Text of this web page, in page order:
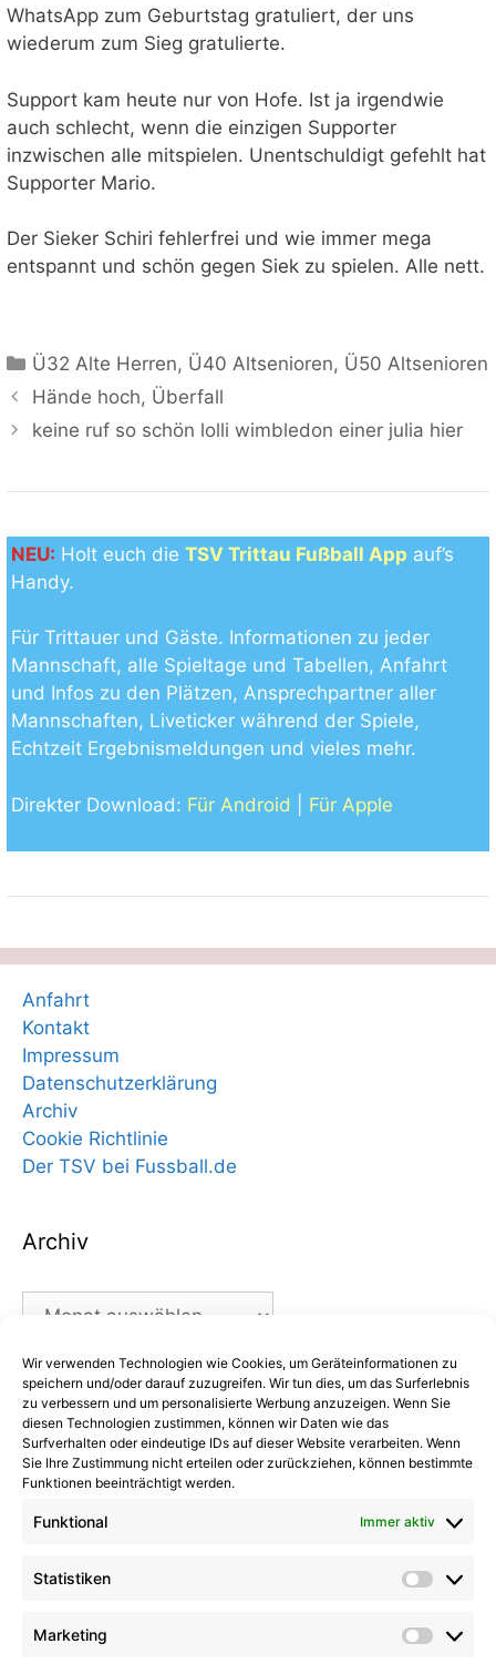
Wir verwenden Technologien wie Cookies, um Geräteinformationen zu
speichern und/oder darauf zuzugreifen. Wir tun dies, um das Surferlebnis
zu verbessern und um personalisierte Werbung anzuzeigen. Wenn Sie
diesen Technologien zustimmen, können wir Daten wie das
Surfverhalten oder eindeutige IDs auf dieser Website verarbeiten. Wenn
Sie Ihre Zustimmung nicht erteilen oder zurückziehen, können bestimmte
Funktionen beeinträchtigt werden.
Funktional Immer aktiv
Statistiken
Marketing
WhatsApp zum Geburtstag gratuliert, der uns
wiederum zum Sieg gratulierte.
Support kam heute nur von Hofe. Ist ja irgendwie
auch schlecht, wenn die einzigen Supporter
inzwischen alle mitspielen. Unentschuldigt gefehlt hat
Supporter Mario.
Der Sieker Schiri fehlerfrei und wie immer mega
entspannt und schön gegen Siek zu spielen. Alle nett.
Kategorien
Ü32 Alte Herren, Ü40 Altsenioren, Ü50 Altsenioren
Hände hoch, Überfall
keine ruf so schön lolli wimbledon einer julia hier
NEU: Holt euch die TSV Trittau Fußball App auf’s
Handy.
Für Trittauer und Gäste. Informationen zu jeder
Mannschaft, alle Spieltage und Tabellen, Anfahrt
und Infos zu den Plätzen, Ansprechpartner aller
Mannschaften, Liveticker während der Spiele,
Echtzeit Ergebnismeldungen und vieles mehr.
Direkter Download: Für Android Für Apple
Anfahrt
Kontakt
Impressum
Datenschutzerklärung
Archiv
Cookie Richtlinie
Der TSV bei Fussball.de
Archiv
Archiv
Kategorien
Kategorien
Kommentare
Aufgalopp mit neuen Gesichtern: TSV Trittau